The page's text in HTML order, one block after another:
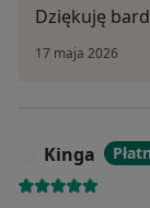
Dziękuję
17 maja 2026
Kinga